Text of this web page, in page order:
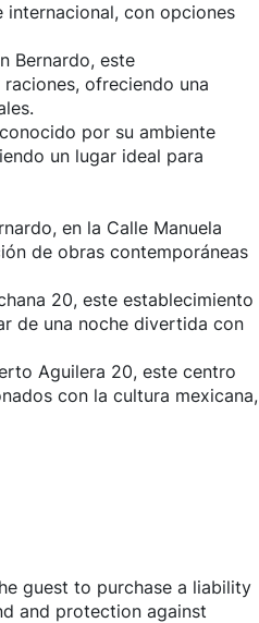
internacional, con opciones
Bernardo, este
ofreciendo una
por su ambiente
un lugar ideal para
en la Calle Manuela
de obras contemporáneas
20, este establecimiento
de una noche divertida con
Aguilera 20, este centro
con la cultura mexicana,
guest to purchase a liability
and protection against